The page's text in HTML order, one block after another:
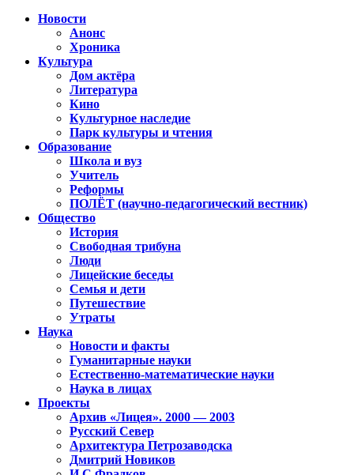
Новости
Анонс
Хроника
Культура
Дом актёра
Литература
Кино
Культурное наследие
Парк культуры и чтения
Образование
Школа и вуз
Учитель
Реформы
ПОЛЁТ (научно-педагогический вестник)
Общество
История
Свободная трибуна
Люди
Лицейские беседы
Семья и дети
Путешествие
Утраты
Наука
Новости и факты
Гуманитарные науки
Естественно-математические науки
Наука в лицах
Проекты
Архив «Лицея». 2000 — 2003
Русский Север
Архитектура Петрозаводска
Дмитрий Новиков